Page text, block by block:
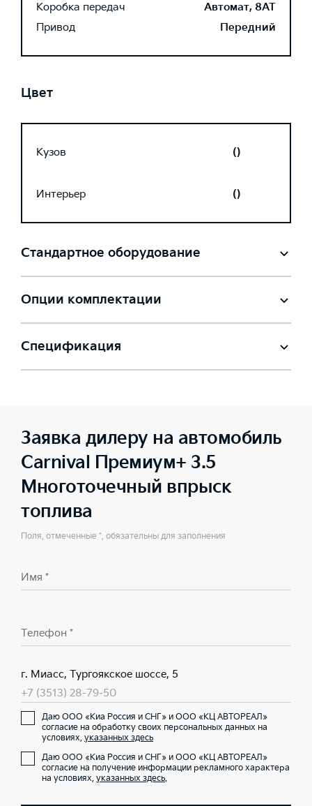
Коробка передач
Автомат, 8AT
Привод
Передний
Цвет
Кузов ()
Интерьер ()
Стандартное оборудование
Опции комплектации
Спецификация
Заявка дилеру на автомобиль
Carnival Премиум+ 3.5
Многоточечный впрыск
топлива
Поля, отмеченные *, обязательны для заполнения
Имя *
Телефон *
г. Миасс, Тургоякское шоссе, 5
+7 (3513) 28-79-50
Даю ООО «Киа Россия и СНГ» и ООО «КЦ АВТОРЕАЛ»
согласие на обработку своих персональных данных на
условиях, указанных здесь
Даю ООО «Киа Россия и СНГ» и ООО «КЦ АВТОРЕАЛ»
согласие на получение информации рекламного характера
на условиях, указанных здесь.